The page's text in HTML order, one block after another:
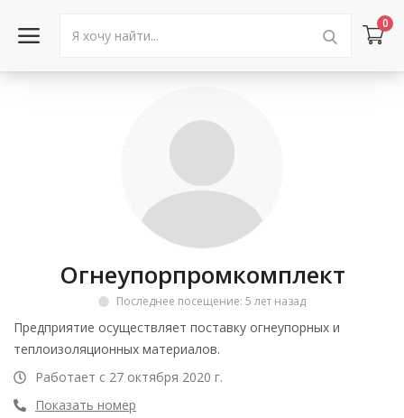
0
Статьи
Объявления
Город: Колумбус
Огнеупорпромкомплект
Последнее посещение: 5 лет назад
Предприятие осуществляет поставку огнеупорных и
теплоизоляционных материалов.
Работает с 27 октября 2020 г.
Показать номер